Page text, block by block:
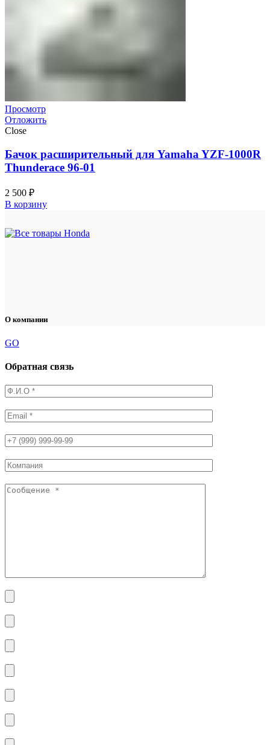
Просмотр
Отложить
Close
Бачок расширительный для Yamaha YZF-1000R
Thunderace 96-01
2 500 ₽
В корзину
О компании
GO
Обратная связь